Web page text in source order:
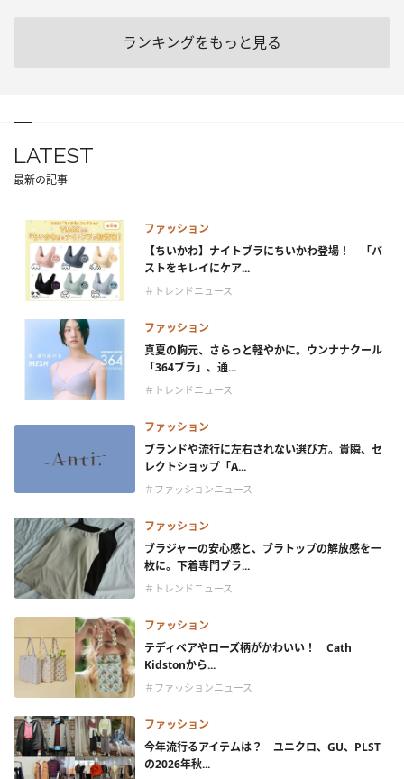
ランキングをもっと見る
LATEST
最新の記事
ファッション
【ちいかわ】ナイトブラにちいかわ登場！ 「バ
ストをキレイにケア...
＃トレンドニュース
ファッション
真夏の胸元、さらっと軽やかに。ウンナナクール
「364ブラ」、通...
＃トレンドニュース
ファッション
ブランドや流行に左右されない選び方。貴瞬、セ
レクトショップ「A...
＃ファッションニュース
ファッション
ブラジャーの安心感と、ブラトップの解放感を一
枚に。下着専門ブラ...
＃トレンドニュース
ファッション
テディベアやローズ柄がかわいい！ Cath
Kidstonから...
＃ファッションニュース
ファッション
今年流行るアイテムは？ ユニクロ、GU、PLST
の2026年秋...